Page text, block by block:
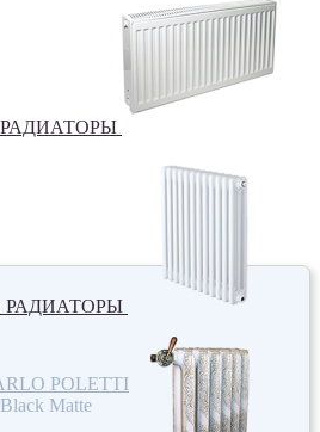
РАДИАТОРЫ
POLETTI
Matte